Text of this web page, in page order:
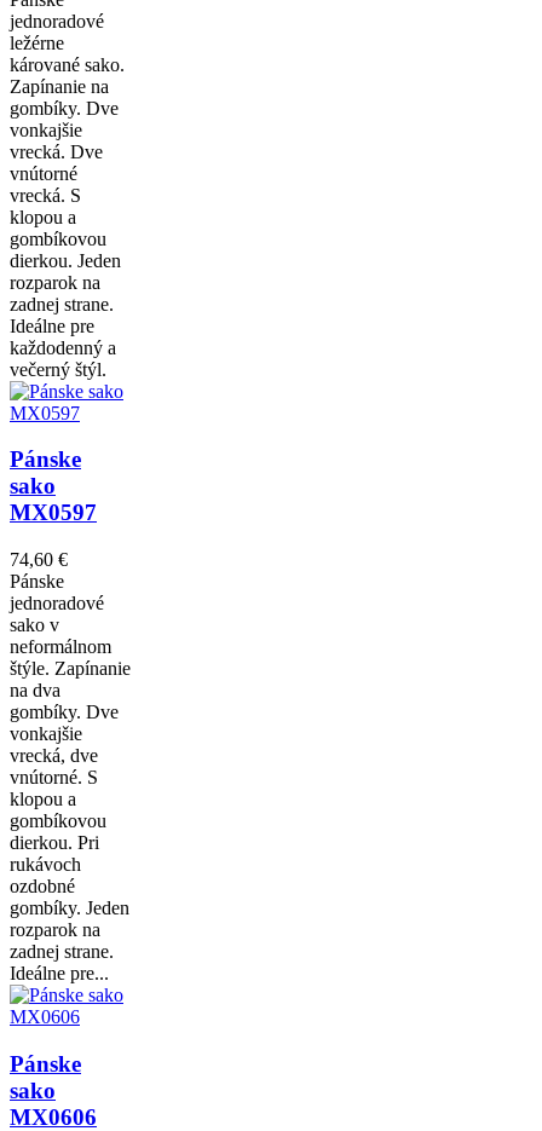
jednoradové
ležérne
kárované sako.
Zapínanie na
gombíky. Dve
vonkajšie
vrecká. Dve
vnútorné
vrecká. S
klopou a
gombíkovou
dierkou. Jeden
rozparok na
zadnej strane.
Ideálne pre
každodenný a
večerný štýl.
Pánske
sako
MX0597
74,60 €
Pánske
jednoradové
sako v
neformálnom
štýle. Zapínanie
na dva
gombíky. Dve
vonkajšie
vrecká, dve
vnútorné. S
klopou a
gombíkovou
dierkou. Pri
rukávoch
ozdobné
gombíky. Jeden
rozparok na
zadnej strane.
Ideálne pre...
Pánske
sako
MX0606